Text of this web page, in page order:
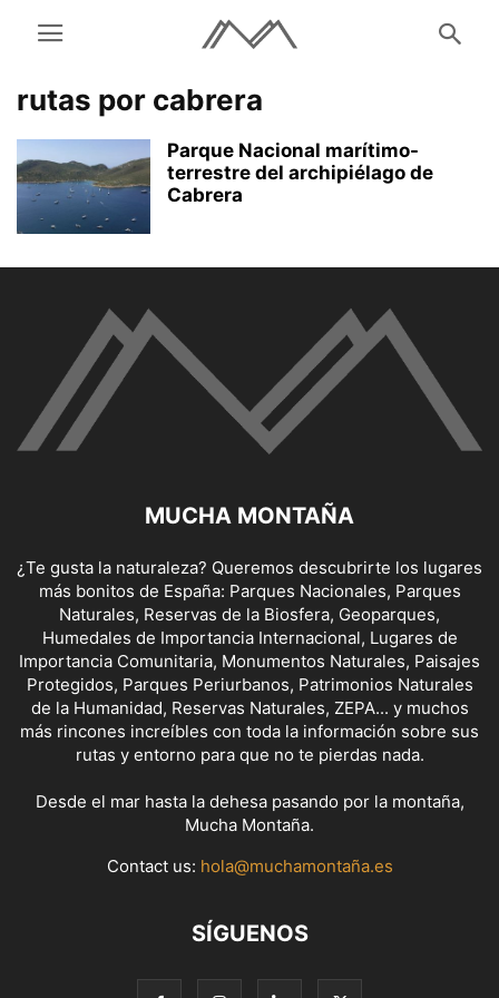
rutas por cabrera
Parque Nacional marítimo-
terrestre del archipiélago de
Cabrera
MUCHA MONTAÑA
¿Te gusta la naturaleza? Queremos descubrirte los lugares
más bonitos de España: Parques Nacionales, Parques
Naturales, Reservas de la Biosfera, Geoparques,
Humedales de Importancia Internacional, Lugares de
Importancia Comunitaria, Monumentos Naturales, Paisajes
Protegidos, Parques Periurbanos, Patrimonios Naturales
de la Humanidad, Reservas Naturales, ZEPA... y muchos
más rincones increíbles con toda la información sobre sus
rutas y entorno para que no te pierdas nada.
Desde el mar hasta la dehesa pasando por la montaña,
Mucha Montaña.
Contact us: hola@muchamontaña.es
SÍGUENOS